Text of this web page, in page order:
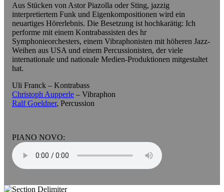
Aus Stücken von Astor Piazolla oder Sting, jazzig
interpretiertem Funk und Eigenkompositionen wird ein
neuartiges Hörerlebnis. Die Besetzung ist hochkarätig: Ich
performe mit einem Kontrabassisten des hr
Symphonieorchesters, einem Vibraphonisten mit höheren Jazz-
Weihen aus USA und einem Percussionisten, der viele
internationale und nationale Medien-Produktionen mitgestaltet
hat.
Uli Franck – Kontrabass
Christoph Aupperle – Vibraphon
Ralf Goeldner, Percussion
PIANO NOVO: